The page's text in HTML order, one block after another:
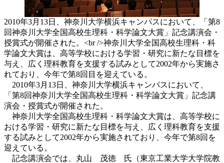
2010年3月13日、神奈川大学横浜キャンパスにおいて、「第8
回神奈川大学全国高校生理科・科学論文大賞」記念講演会・
授賞式が開催された。<br />神奈川大学全国高校生理科・科
学論文大賞は、高等学校における学習・研究に新たな目標を
与え、広く理科教育を支援する試みとして2002年から実施さ
れており、今年で第8回目を迎えている。
2010年3月13日、神奈川大学横浜キャンパスにおいて、
「第8回神奈川大学全国高校生理科・科学論文大賞」記念講
演会・授賞式が開催された。
神奈川大学全国高校生理科・科学論文大賞は、高等学校に
おける学習・研究に新たな目標を与え、広く理科教育を支援
する試みとして2002年から実施されており、今年で第8回を
迎えている。
記念講演会では、丸山 茂徳 氏（東京工業大学大学院教